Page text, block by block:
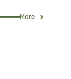
More